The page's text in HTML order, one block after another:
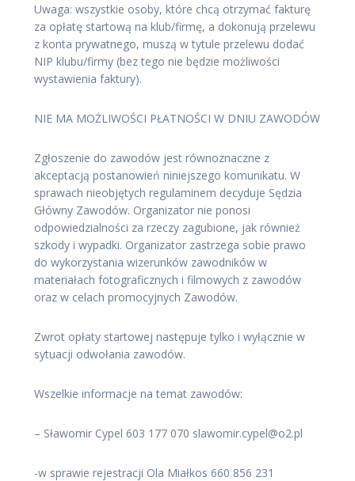
Uwaga: wszystkie osoby, które chcą otrzymać fakturę
za opłatę startową na klub/firmę, a dokonują przelewu
z konta prywatnego, muszą w tytule przelewu dodać
NIP klubu/firmy (bez tego nie będzie możliwości
wystawienia faktury).
NIE MA MOŻLIWOŚCI PŁATNOŚCI W DNIU ZAWODÓW
Zgłoszenie do zawodów jest równoznaczne z
akceptacją postanowień niniejszego komunikatu. W
sprawach nieobjętych regulaminem decyduje Sędzia
Główny Zawodów. Organizator nie ponosi
odpowiedzialności za rzeczy zagubione, jak również
szkody i wypadki. Organizator zastrzega sobie prawo
do wykorzystania wizerunków zawodników w
materiałach fotograficznych i filmowych z zawodów
oraz w celach promocyjnych Zawodów.
Zwrot opłaty startowej następuje tylko i wyłącznie w
sytuacji odwołania zawodów.
Wszelkie informacje na temat zawodów:
– Sławomir Cypel 603 177 070 slawomir.cypel@o2.pl
-w sprawie rejestracji Ola Miałkos 660 856 231